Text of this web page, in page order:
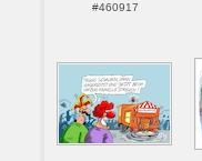
#460917